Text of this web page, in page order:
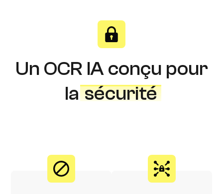
Un OCR IA conçu pour
lasécurité